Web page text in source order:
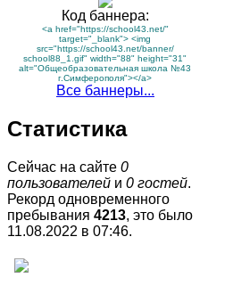
Код баннера:
<a href="https://school43.net/"
target="_blank"> <img
src="https://school43.net/banner/
school88_1.gif" width="88" height="31"
alt="Общеобразовательная школа №43
г.Симферополя"></a>
Все баннеры...
Статистика
Сейчас на сайте 0
пользователей и 0 гостей.
Рекорд одновременного
пребывания 4213, это было
11.08.2022 в 07:46.